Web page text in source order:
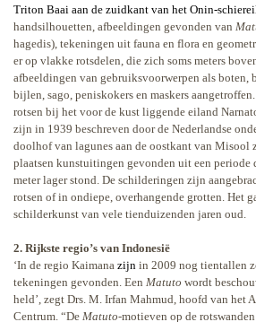
Triton Baai aan de zuidkant van het Onin-
handsilhouetten, afbeeldingen gevonden van
hagedis), tekeningen uit fauna en flora en
er op vlakke rotsdelen, die zich soms meters
afbeeldingen van gebruiksvoorwerpen als boten,
bijlen, sago, peniskokers en maskers
rotsen bij het voor de kust liggende eiland
zijn in 1939 beschreven door de Nederlandse
doolhof van lagunes aan de oostkant van Misool
plaatsen kunstuitingen gevonden uit een periode
meter lager stond. De schilderingen zijn
rotsen of in ondiepe, overhangende grotten. Het
schilderkunst van vele tienduizenden jaren oud.
2. Rijkste regio’s van Indonesië
‘In de regio Kaimana zijn in 2009 nog tientallen
tekeningen gevonden. Een Matuto wordt
held’, zegt Drs. M. Irfan Mahmud, hoofd van het
Centrum. “De Matuto-motieven op de rotswanden